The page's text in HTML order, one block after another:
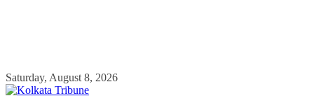
Skip
to
Saturday, August 8, 2026